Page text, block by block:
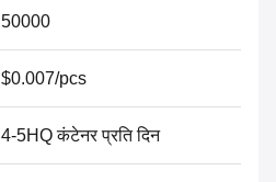
50000
$0.007/pcs
4-5HQ कंटेनर प्रति दिन